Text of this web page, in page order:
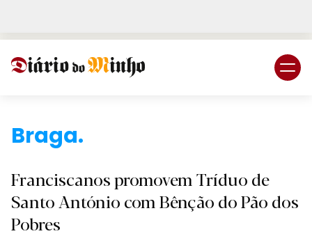
Braga
Franciscanos promovem Tríduo de
Santo António com Bênção do Pão dos
Pobres